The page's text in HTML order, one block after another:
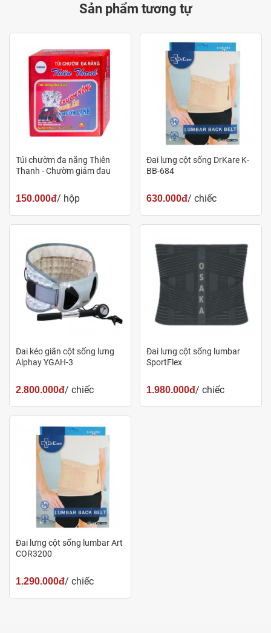
Sản phẩm tương tự
Túi chườm đa năng Thiên
Thanh - Chườm giảm đau
150.000đ/ hộp
Đai lưng cột sống DrKare K-
BB-684
630.000đ/ chiếc
Đai kéo giãn cột sống lưng
Alphay YGAH-3
2.800.000đ/ chiếc
Đai lưng cột sống lumbar
SportFlex
1.980.000đ/ chiếc
Đai lưng cột sống lumbar Art
COR3200
1.290.000đ/ chiếc